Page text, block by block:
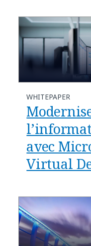
WHITEPAPER
avec
Virtual